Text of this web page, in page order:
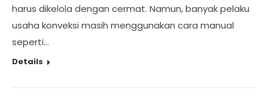
harus dikelola dengan cermat. Namun, banyak pelaku
usaha konveksi masih menggunakan cara manual
seperti…
Details